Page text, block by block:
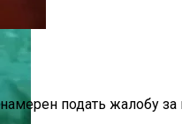
подать жалобу за